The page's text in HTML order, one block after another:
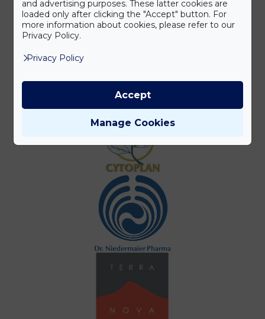
and advertising purposes. These latter cookies are
loaded only after clicking the "Accept" button. For
more information about cookies, please refer to our
Privacy Policy.
Privacy Policy
Manage Cookies
Accept